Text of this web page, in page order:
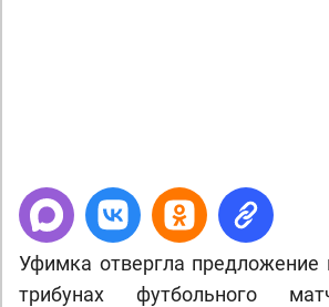
Уфимка отвергла предложение
трибунах футбольного